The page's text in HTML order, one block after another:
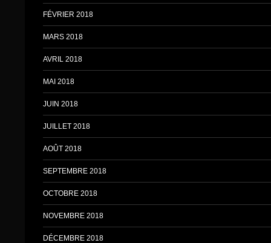
FÉVRIER 2018
MARS 2018
AVRIL 2018
MAI 2018
JUIN 2018
JUILLET 2018
AOÛT 2018
SEPTEMBRE 2018
OCTOBRE 2018
NOVEMBRE 2018
DÉCEMBRE 2018